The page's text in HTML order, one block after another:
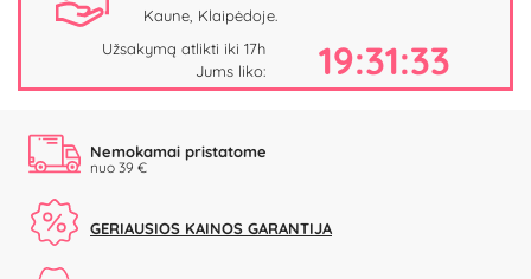
Kaune, Klaipėdoje.
Užsakymą atlikti iki 17h
Jums liko:
19:31:33
Nemokamai pristatome
nuo 39 €
GERIAUSIOS KAINOS GARANTIJA